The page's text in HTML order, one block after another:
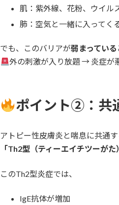
肌：紫外線、花粉、ウイル
肺：空気と一緒に入ってく
でも、このバリアが弱まっている
外の刺激が入り放題 → 炎症が
ポイント②：共
アトピー性皮膚炎と喘息に共通す
「Th2型（ティーエイチツーがた
このTh2型炎症では、
IgE抗体が増加